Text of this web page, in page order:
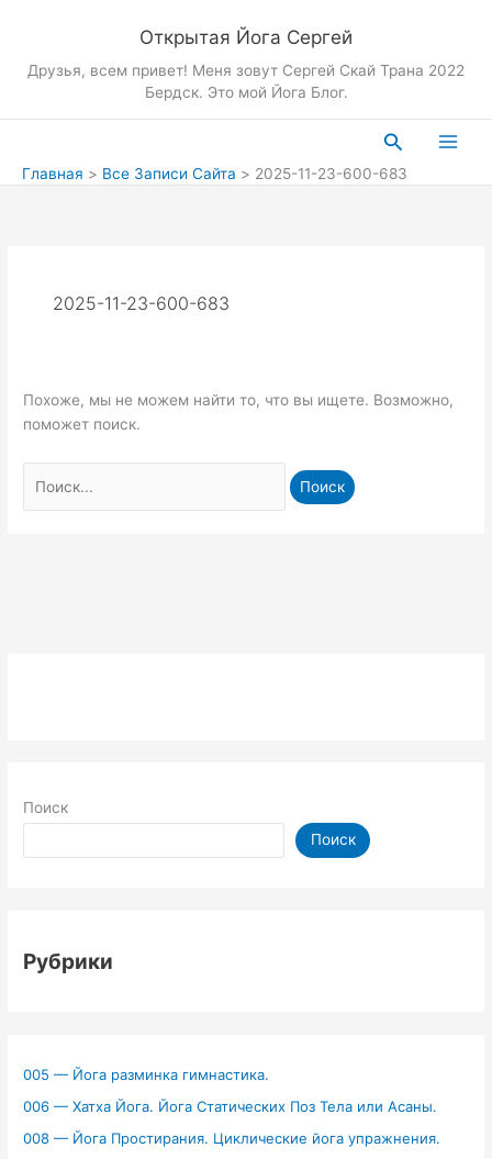
Открытая Йога Сергей
Друзья, всем привет! Меня зовут Сергей Скай Трана 2022
Бердск. Это мой Йога Блог.
Поиск
Главная Все Записи Сайта 2025-11-23-600-683
2025-11-23-600-683
Похоже, мы не можем найти то, что вы ищете. Возможно,
поможет поиск.
Поиск
Поиск
Рубрики
005 — Йога разминка гимнастика.
006 — Хатха Йога. Йога Статических Поз Тела или Асаны.
008 — Йога Простирания. Циклические йога упражнения.